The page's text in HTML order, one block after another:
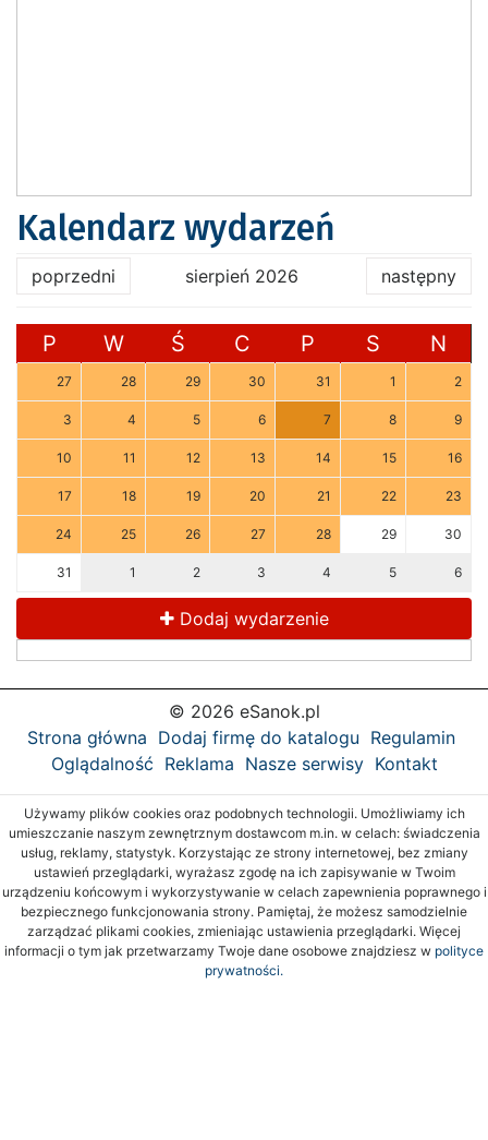
Kalendarz wydarzeń
poprzedni sierpień 2026 następny
P W Ś C P S N
27 28 29 30 31 1 2
3 4 5 6 7 8 9
10 11 12 13 14 15 16
17 18 19 20 21 22 23
24 25 26 27 28 29 30
31 1 2 3 4 5 6
Dodaj wydarzenie
© 2026 eSanok.pl
Strona główna Dodaj firmę do katalogu Regulamin
Oglądalność Reklama Nasze serwisy Kontakt
Używamy plików cookies oraz podobnych technologii. Umożliwiamy ich
umieszczanie naszym zewnętrznym dostawcom m.in. w celach: świadczenia
usług, reklamy, statystyk. Korzystając ze strony internetowej, bez zmiany
ustawień przeglądarki, wyrażasz zgodę na ich zapisywanie w Twoim
urządzeniu końcowym i wykorzystywanie w celach zapewnienia poprawnego i
bezpiecznego funkcjonowania strony. Pamiętaj, że możesz samodzielnie
zarządzać plikami cookies, zmieniając ustawienia przeglądarki. Więcej
informacji o tym jak przetwarzamy Twoje dane osobowe znajdziesz w polityce
prywatności.